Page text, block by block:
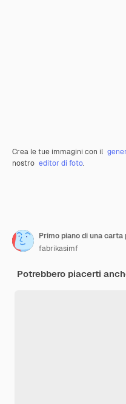
Crea le tue immagini con il
nostro editor di foto.
Primo piano di una
fabrikasimf
Potrebbero piacerti